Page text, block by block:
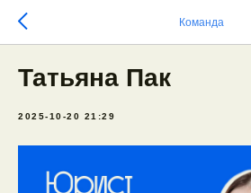
Команда
Татьяна Пак
2025-10-20 21:29